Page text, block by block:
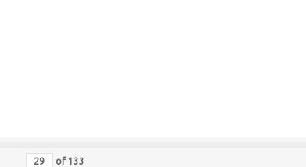
of 133